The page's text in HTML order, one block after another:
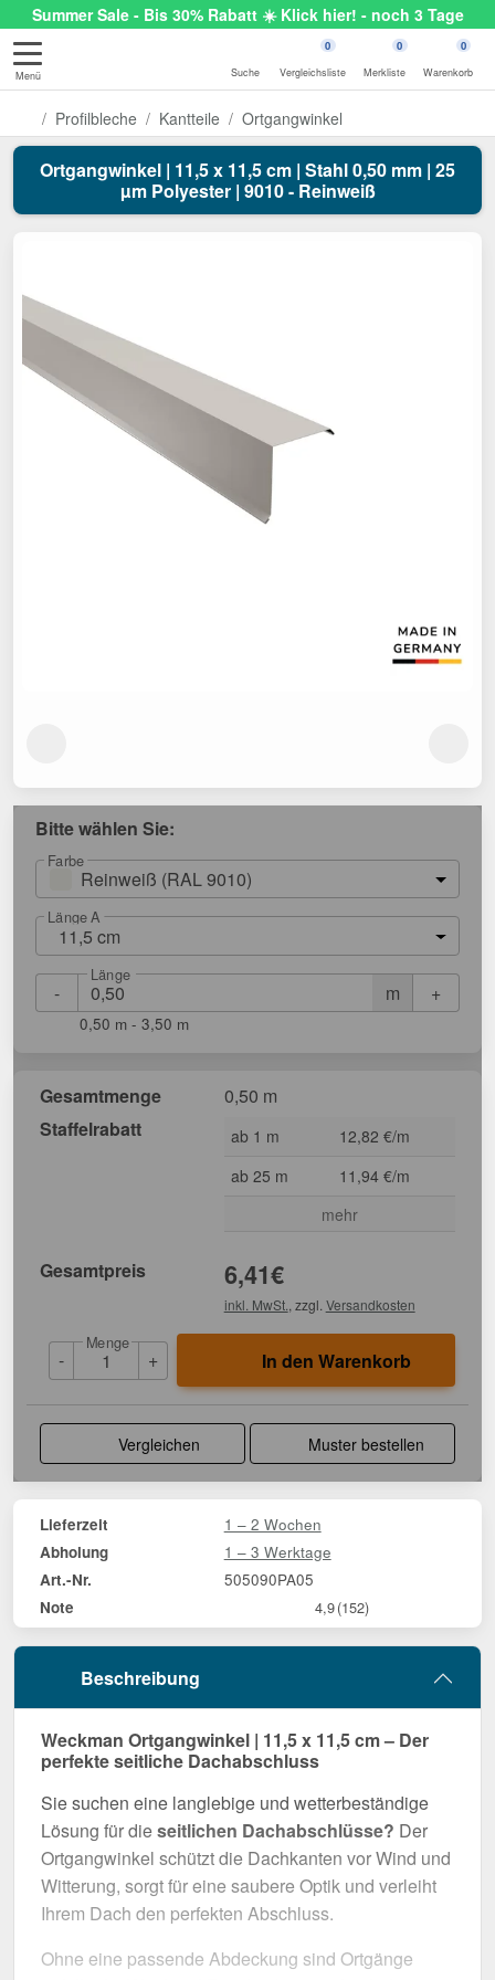
Summer Sale - Bis 30% Rabatt ☀️ Klick hier! - noch 3 Tage
Menü Suche
0
Vergleichsliste
0
Merkliste
0
Warenkorb
Profilbleche Kantteile Ortgangwinkel
Ortgangwinkel | 11,5 x 11,5 cm | Stahl 0,50 mm | 25
µm Polyester | 9010 - Reinweiß
Bitte wählen Sie:
Farbe
Reinweiß (RAL 9010)
Länge A
11,5 cm
- m
Länge
+
0,50 m - 3,50 m
Gesamtmenge
0,50 m
Staffelrabatt
ab 1 m
12,82 €/m
ab 25 m
11,94 €/m
mehr
Gesamtpreis 6,41€
inkl. MwSt. , zzgl. Versandkosten
-
Menge
+ In den Warenkorb
Vergleichen Muster bestellen
Lieferzeit 1 – 2 Wochen
Abholung 1 – 3 Werktage
Art.-Nr. 505090PA05
Note 4,9(152)
Beschreibung
Weckman Ortgangwinkel | 11,5 x 11,5 cm – Der
perfekte seitliche Dachabschluss
Sie suchen eine langlebige und wetterbeständige
Lösung für dieseitlichen Dachabschlüsse? Der
Ortgangwinkel schützt die Dachkanten vor Wind und
Witterung, sorgt für eine saubere Optik und verleiht
Ihrem Dach den perfekten Abschluss.
Ohne eine passende Abdeckung sind Ortgänge